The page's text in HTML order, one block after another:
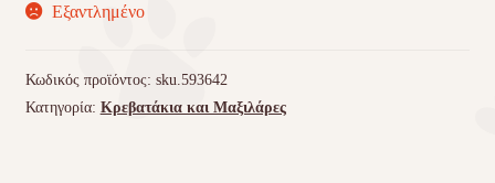
Εξαντλημένο
Κωδικός προϊόντος: sku.593642
Κατηγορία: Κρεβατάκια και Μαξιλάρες